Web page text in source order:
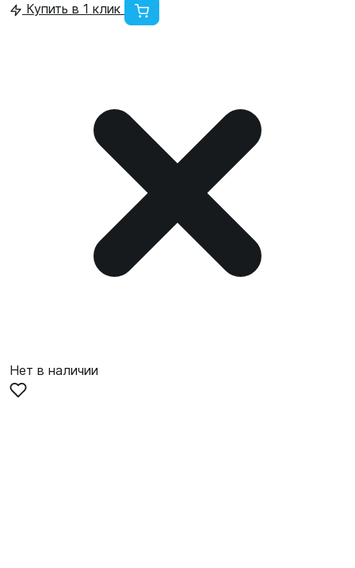
Купить в 1 клик
Нет в наличии